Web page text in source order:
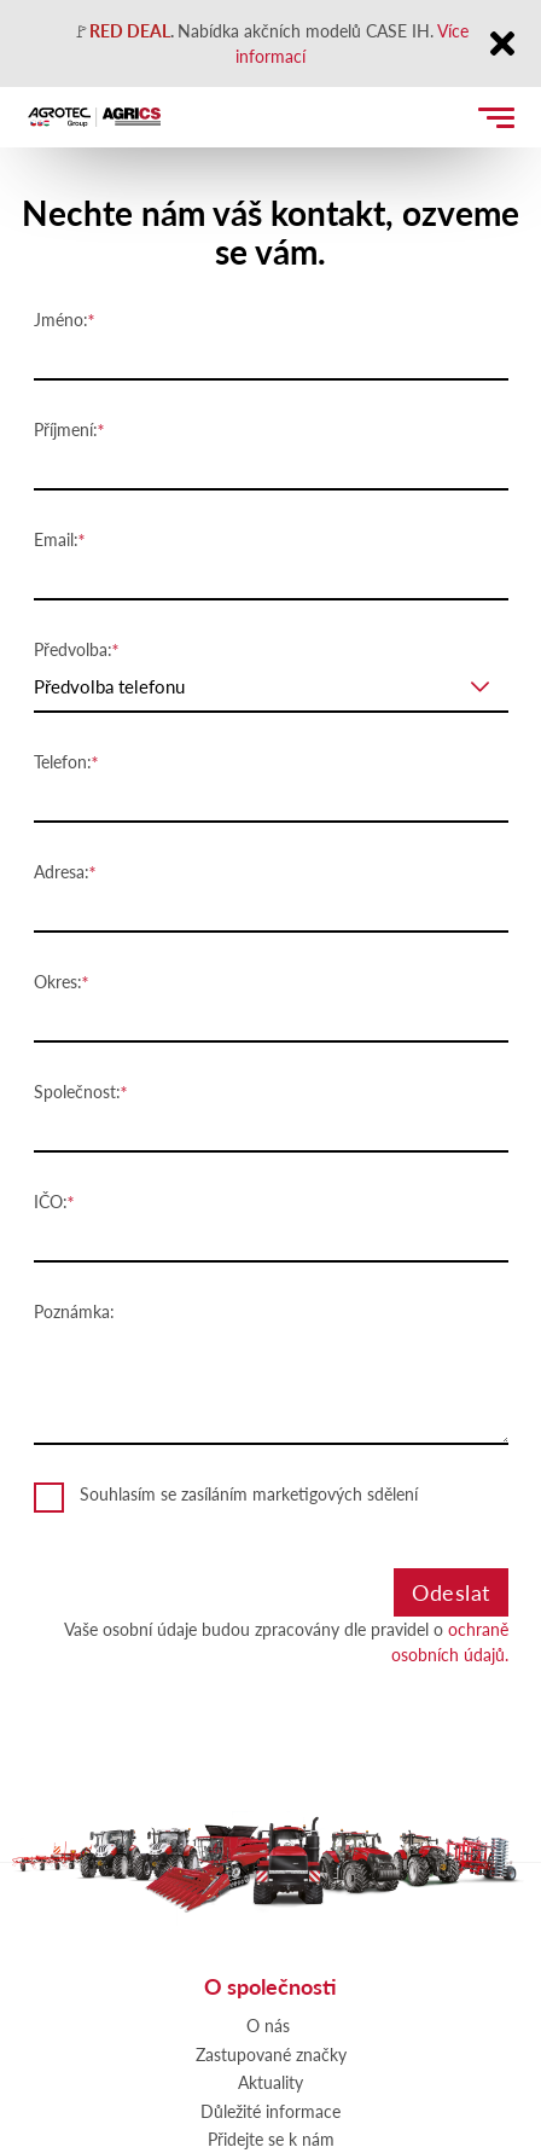
🚩RED DEAL. Nabídka akčních modelů CASE IH.Více
informací
Close
Nechte nám váš kontakt, ozveme
se vám.
Jméno:
Příjmení:
Email:
Předvolba:
Předvolba telefonu
Telefon:
Adresa:
Okres:
Společnost:
IČO:
Poznámka:
Souhlasím se zasíláním marketigových sdělení
Vaše osobní údaje budou zpracovány dle pravidel o ochraně
osobních údajů.
O společnosti
O nás
Zastupované značky
Aktuality
Důležité informace
Přidejte se k nám